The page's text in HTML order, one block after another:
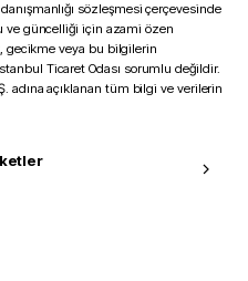
sözleşmesi çerçevesinde
ve güncelliği için azami özen
gecikme veya bu bilgilerin
Ticaret Odası sorumlu değildir.
adına açıklanan tüm bilgi ve verilerin